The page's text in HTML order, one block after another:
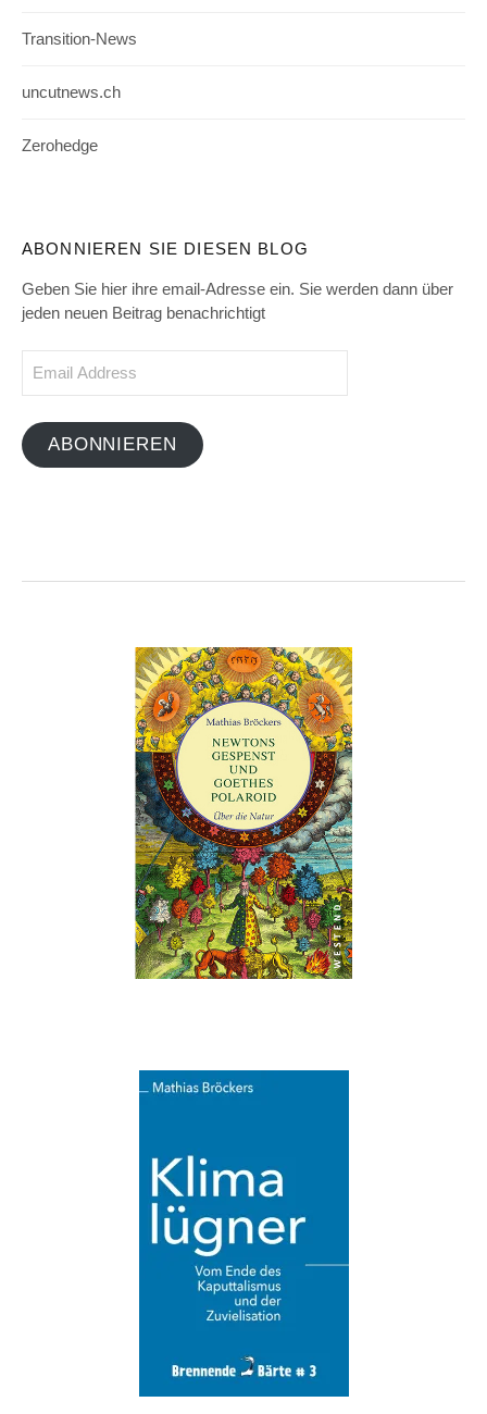
Transition-News
uncutnews.ch
Zerohedge
ABONNIEREN SIE DIESEN BLOG
Geben Sie hier ihre email-Adresse ein. Sie werden dann über
jeden neuen Beitrag benachrichtigt
ABONNIEREN